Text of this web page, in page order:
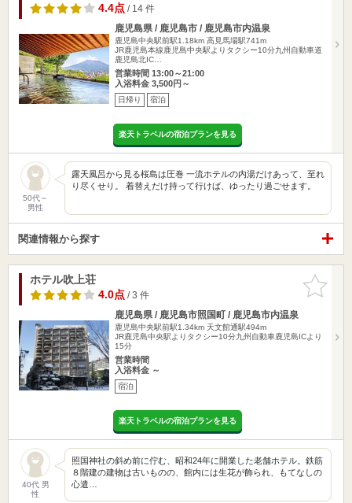
4.4点/ 14 件
鹿児島県 / 鹿児島市 / 鹿児島市内温泉
鹿児島中央駅前駅1.18km 高見馬場駅741m
JR鹿児島本線鹿児島中央駅よりタクシー10分九州自動車道
鹿児島北IC…
営業時間 13:00～21:00
入浴料金 3,500円～
日帰り 宿泊
楽天トラベルの宿泊プランを見る
50代～
男性
露天風呂から見る桜島は圧巻 一流ホテルの内湯だけあって、至れ
り尽くせり。 着替えだけ持って行けば、ゆったり過ごせます。
関連情報から探す
お気に入
りに追加
ホテル吹上荘
4.0点/ 3 件
鹿児島県 / 鹿児島市照国町 / 鹿児島市内温泉
鹿児島中央駅前駅1.34km 天文館通駅494m
JR鹿児島中央駅よりタクシー10分九州自動車鹿児島ICより
15分
営業時間
入浴料金 ～
宿泊
楽天トラベルの宿泊プランを見る
40代 男
性
照国神社の斜め前に佇む、昭和24年に開業した老舗ホテル。鉄筋
８階建の建物は古いものの、館内には生花が飾られ、もてなしの
心遣…